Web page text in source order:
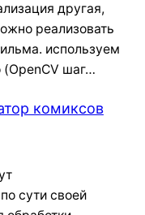
другая,
реализовать
используем
(OpenCV шаг…
комиксов
сути своей